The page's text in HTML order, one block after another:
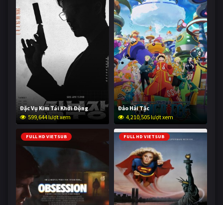
Đặc Vụ Kim Tái Khởi Động
599,644 lượt xem
Đảo Hải Tặc
4,210,505 lượt xem
FULL HD VIETSUB FULL HD VIETSUB